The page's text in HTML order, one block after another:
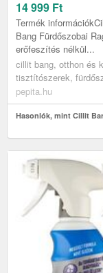
14 999 Ft
Termék
Bang Fürdőszobai
erőfeszítés nélkül...
cillit bang, otthon és
tisztítószerek,
pepita.hu
Hasonlók, mint Cillit